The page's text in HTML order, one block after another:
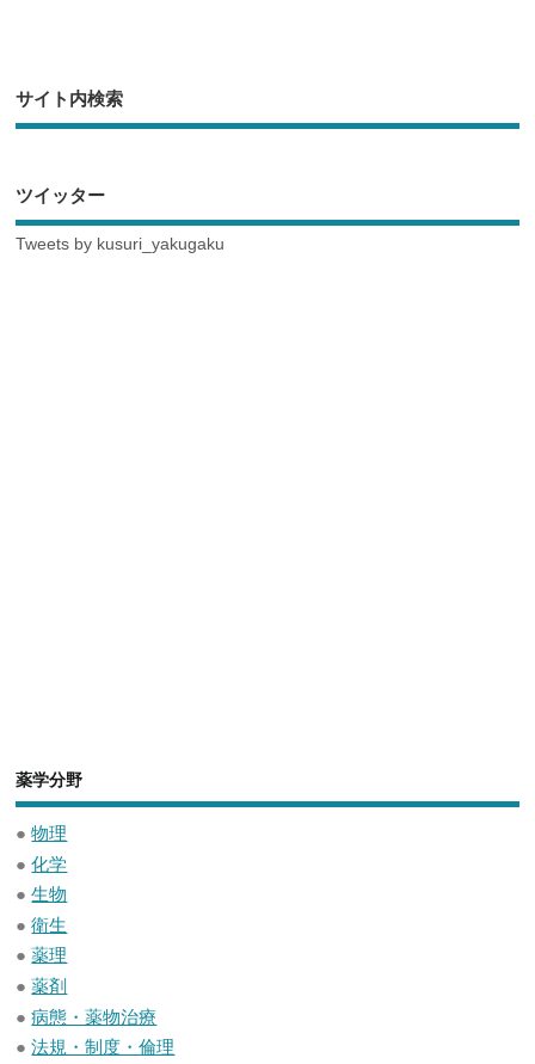
サイト内検索
ツイッター
Tweets by kusuri_yakugaku
薬学分野
●物理
●化学
●生物
●衛生
●薬理
●薬剤
●病態・薬物治療
●法規・制度・倫理